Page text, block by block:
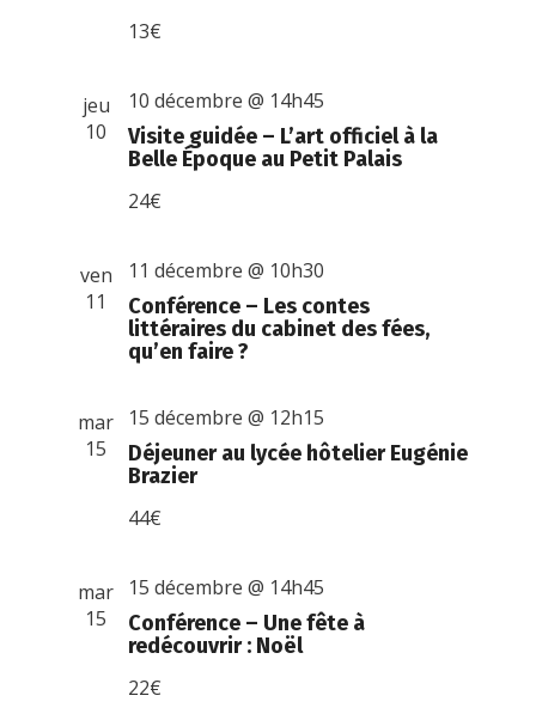
13€
jeu
10
Visite guidée – L’art officiel à la
Belle Époque au Petit Palais
10 décembre @ 14h45
24€
ven
11
Conférence – Les contes
littéraires du cabinet des fées,
qu’en faire ?
11 décembre @ 10h30
mar
15
Déjeuner au lycée hôtelier Eugénie
Brazier
15 décembre @ 12h15
44€
mar
15
Conférence – Une fête à
redécouvrir : Noël
15 décembre @ 14h45
22€